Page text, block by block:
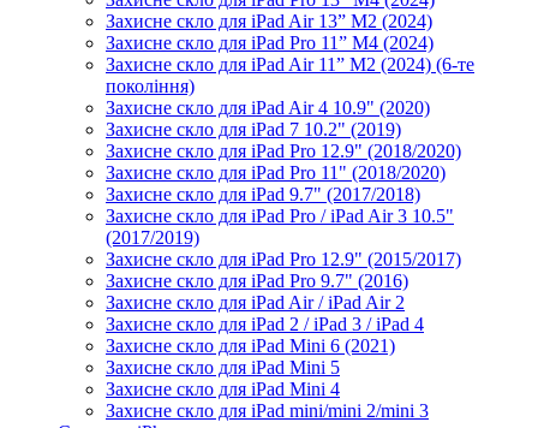
Захисне скло для iPad Air 13” M2 (2024)
Захисне скло для iPad Pro 11” M4 (2024)
Захисне скло для iPad Air 11” M2 (2024) (6-те
покоління)
Захисне скло для iPad Air 4 10.9" (2020)
Захисне скло для iPad 7 10.2" (2019)
Захисне скло для iPad Pro 12.9" (2018/2020)
Захисне скло для iPad Pro 11" (2018/2020)
Захисне скло для iPad 9.7" (2017/2018)
Захисне скло для iPad Pro / iPad Air 3 10.5"
(2017/2019)
Захисне скло для iPad Pro 12.9" (2015/2017)
Захисне скло для iPad Pro 9.7" (2016)
Захисне скло для iPad Air / iPad Air 2
Захисне скло для iPad 2 / iPad 3 / iPad 4
Захисне скло для iPad Mini 6 (2021)
Захисне скло для iPad Mini 5
Захисне скло для iPad Mini 4
Захисне скло для iPad mini/mini 2/mini 3